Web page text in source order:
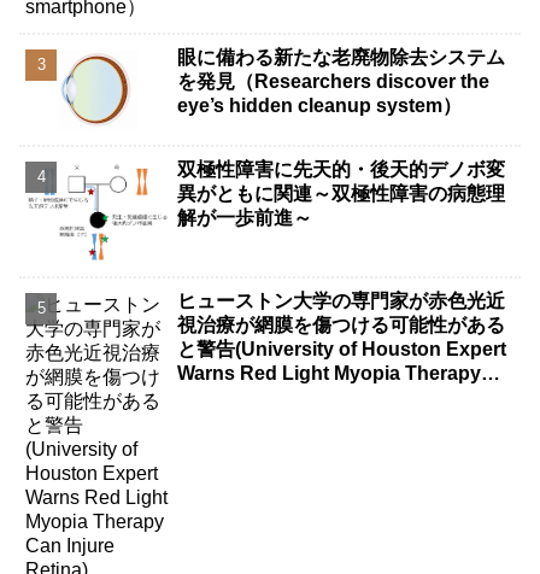
眼に備わる新たな老廃物除去システム
を発見（Researchers discover the
eye’s hidden cleanup system）
双極性障害に先天的・後天的デノボ変
異がともに関連～双極性障害の病態理
解が一歩前進～
ヒューストン大学の専門家が赤色光近
視治療が網膜を傷つける可能性がある
と警告(University of Houston Expert
Warns Red Light Myopia Therapy